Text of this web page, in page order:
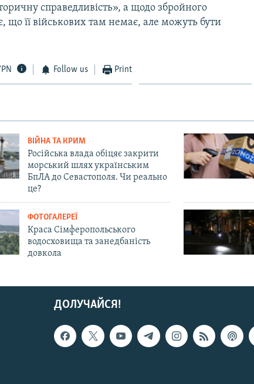
справедливість», а щодо збройного
що її військових там немає, але можуть бути
Follow us Print
ВІЙНА ТА КРИМ
Російська влада обіцяє закрити
морський шлях українським
БпЛА до Севастополя. Чи реально
це?
ФОТОГАЛЕРЕЇ
Краса Сімферопольського
водосховища та занедбаність
довкола
ДОЛУЧАЙСЯ!